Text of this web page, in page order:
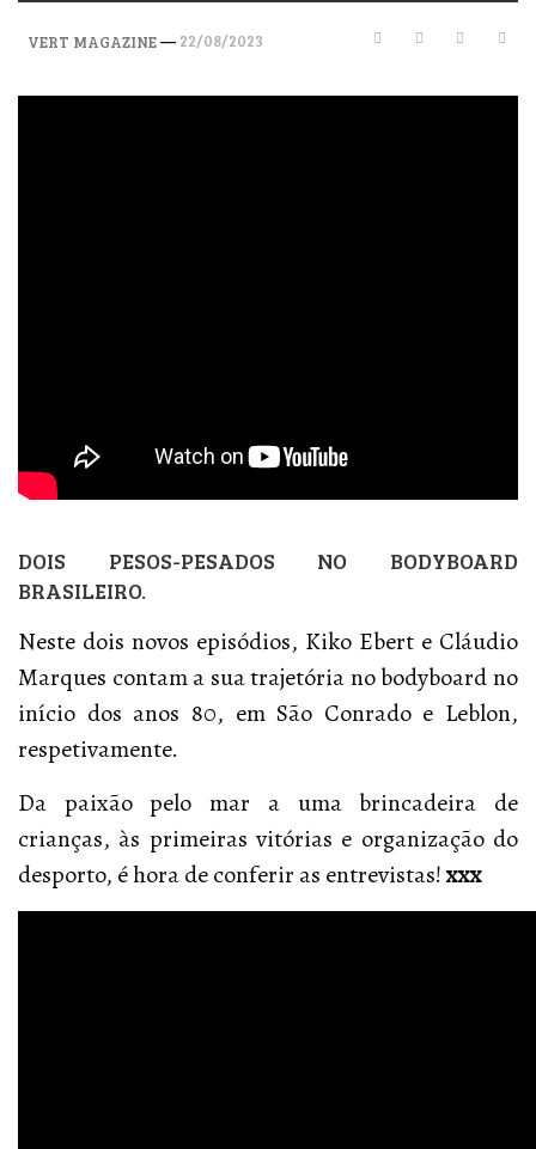
VERT MAGAZINE— 22/08/2023
DOIS PESOS-PESADOS NO BODYBOARD
BRASILEIRO.
Neste dois novos episódios, Kiko Ebert e Cláudio
Marques contam a sua trajetória no bodyboard no
início dos anos 80, em São Conrado e Leblon,
respetivamente.
Da paixão pelo mar a uma brincadeira de
crianças, às primeiras vitórias e organização do
desporto, é hora de conferir as entrevistas!xxx